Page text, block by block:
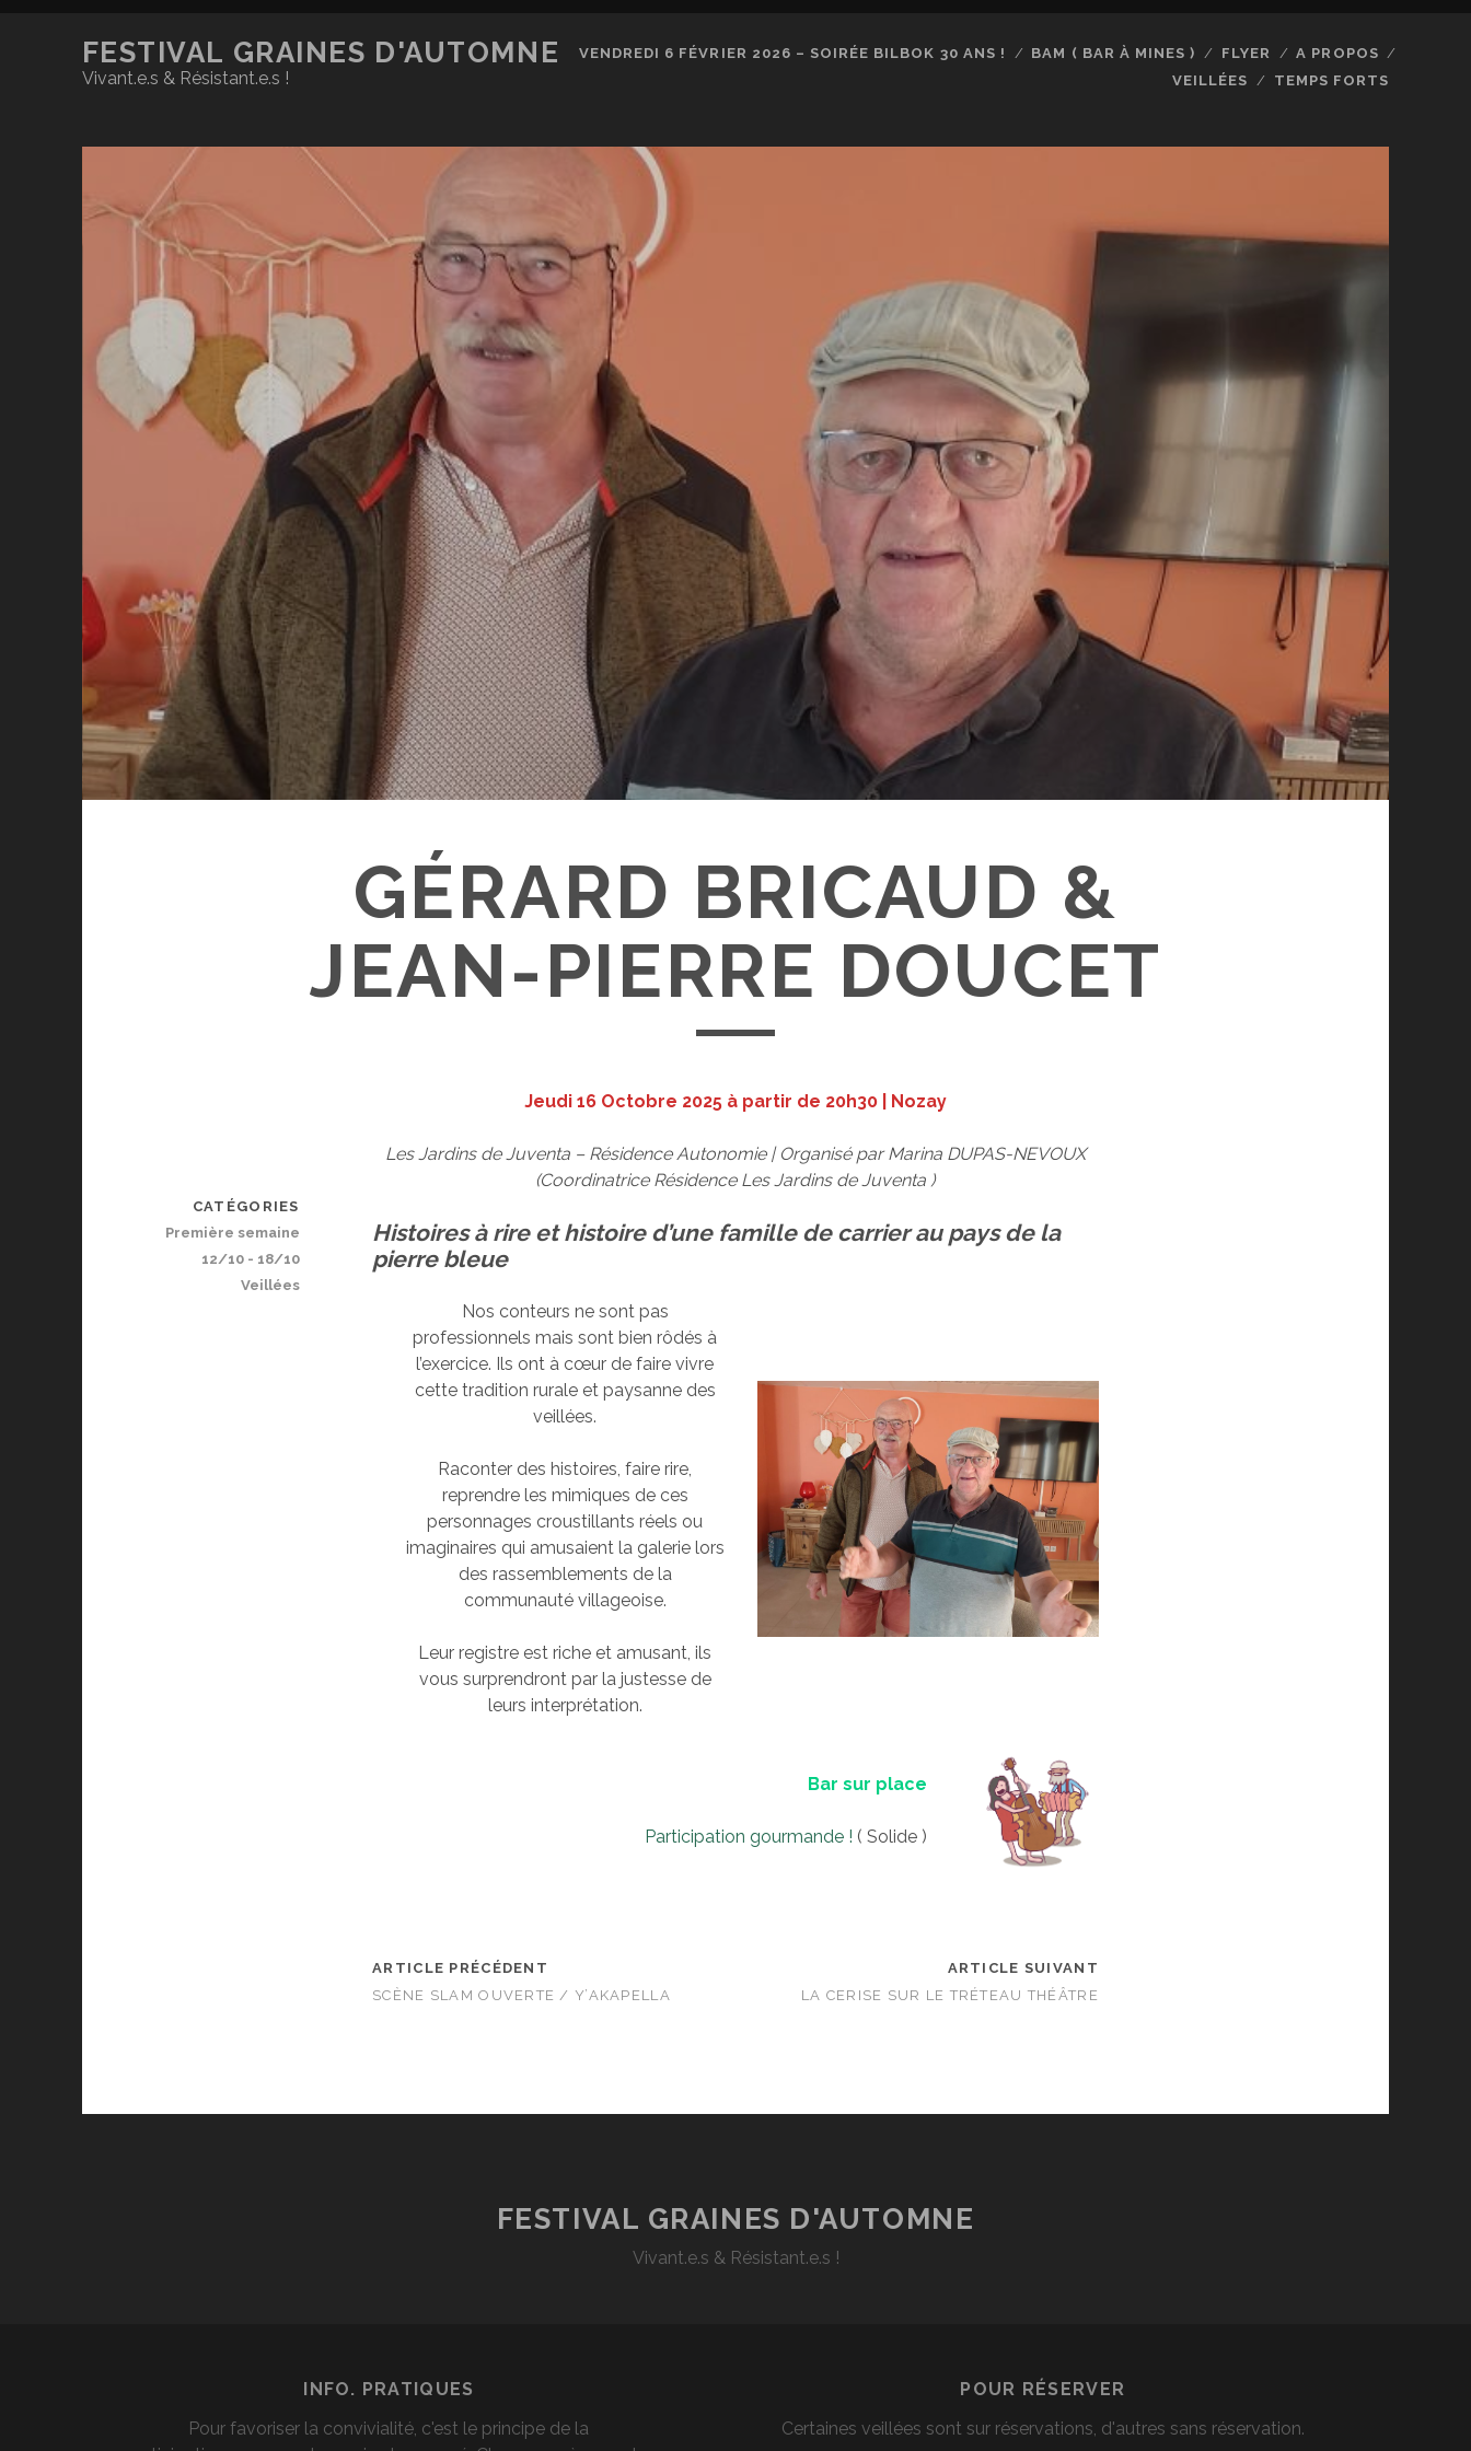
FESTIVAL GRAINES D'AUTOMNE
Vivant.e.s & Résistant.e.s !
VENDREDI 6 FÉVRIER 2026 – SOIRÉE BILBOK 30 ANS ! BAM ( BAR À MINES ) FLYER
A PROPOS
VEILLÉES
TEMPS FORTS
GÉRARD BRICAUD &
JEAN-PIERRE DOUCET
Jeudi 16 Octobre 2025 à partir de 20h30 | Nozay
Les Jardins de Juventa – Résidence Autonomie | Organisé par Marina DUPAS-NEVOUX
(Coordinatrice Résidence Les Jardins de Juventa )
Histoires à rire et histoire d’une famille de carrier au pays de la
pierre bleue
Nos conteurs ne sont pas
professionnels mais sont bien rôdés à
l’exercice. Ils ont à cœur de faire vivre
cette tradition rurale et paysanne des
veillées.
Raconter des histoires, faire rire,
reprendre les mimiques de ces
personnages croustillants réels ou
imaginaires qui amusaient la galerie lors
des rassemblements de la
communauté villageoise.
Leur registre est riche et amusant, ils
vous surprendront par la justesse de
leurs interprétation.
Bar sur place
Participation gourmande ! ( Solide )
ARTICLE PRÉCÉDENT
SCÈNE SLAM OUVERTE / Y’AKAPELLA
ARTICLE SUIVANT
LA CERISE SUR LE TRÉTEAU THÉÂTRE
CATÉGORIES
Première semaine
12/10 - 18/10
Veillées
FESTIVAL GRAINES D'AUTOMNE
Vivant.e.s & Résistant.e.s !
INFO. PRATIQUES
Pour favoriser la convivialité, c'est le principe de la
POUR RÉSERVER
Certaines veillées sont sur réservations, d'autres sans réservation.